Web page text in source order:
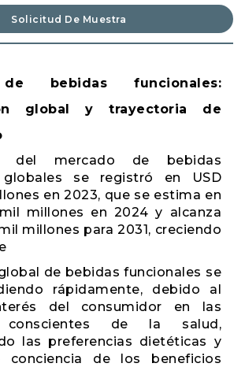
Solicitud De Muestra
bebidas funcionales:
global y trayectoria de
del mercado de bebidas
globales se registró en USD
en 2023, que se estima en
mil millones en 2024 y alcanza
millones para 2031, creciendo
de bebidas funcionales se
rápidamente, debido al
del consumidor en las
conscientes de la salud,
las preferencias dietéticas y
conciencia de los beneficios